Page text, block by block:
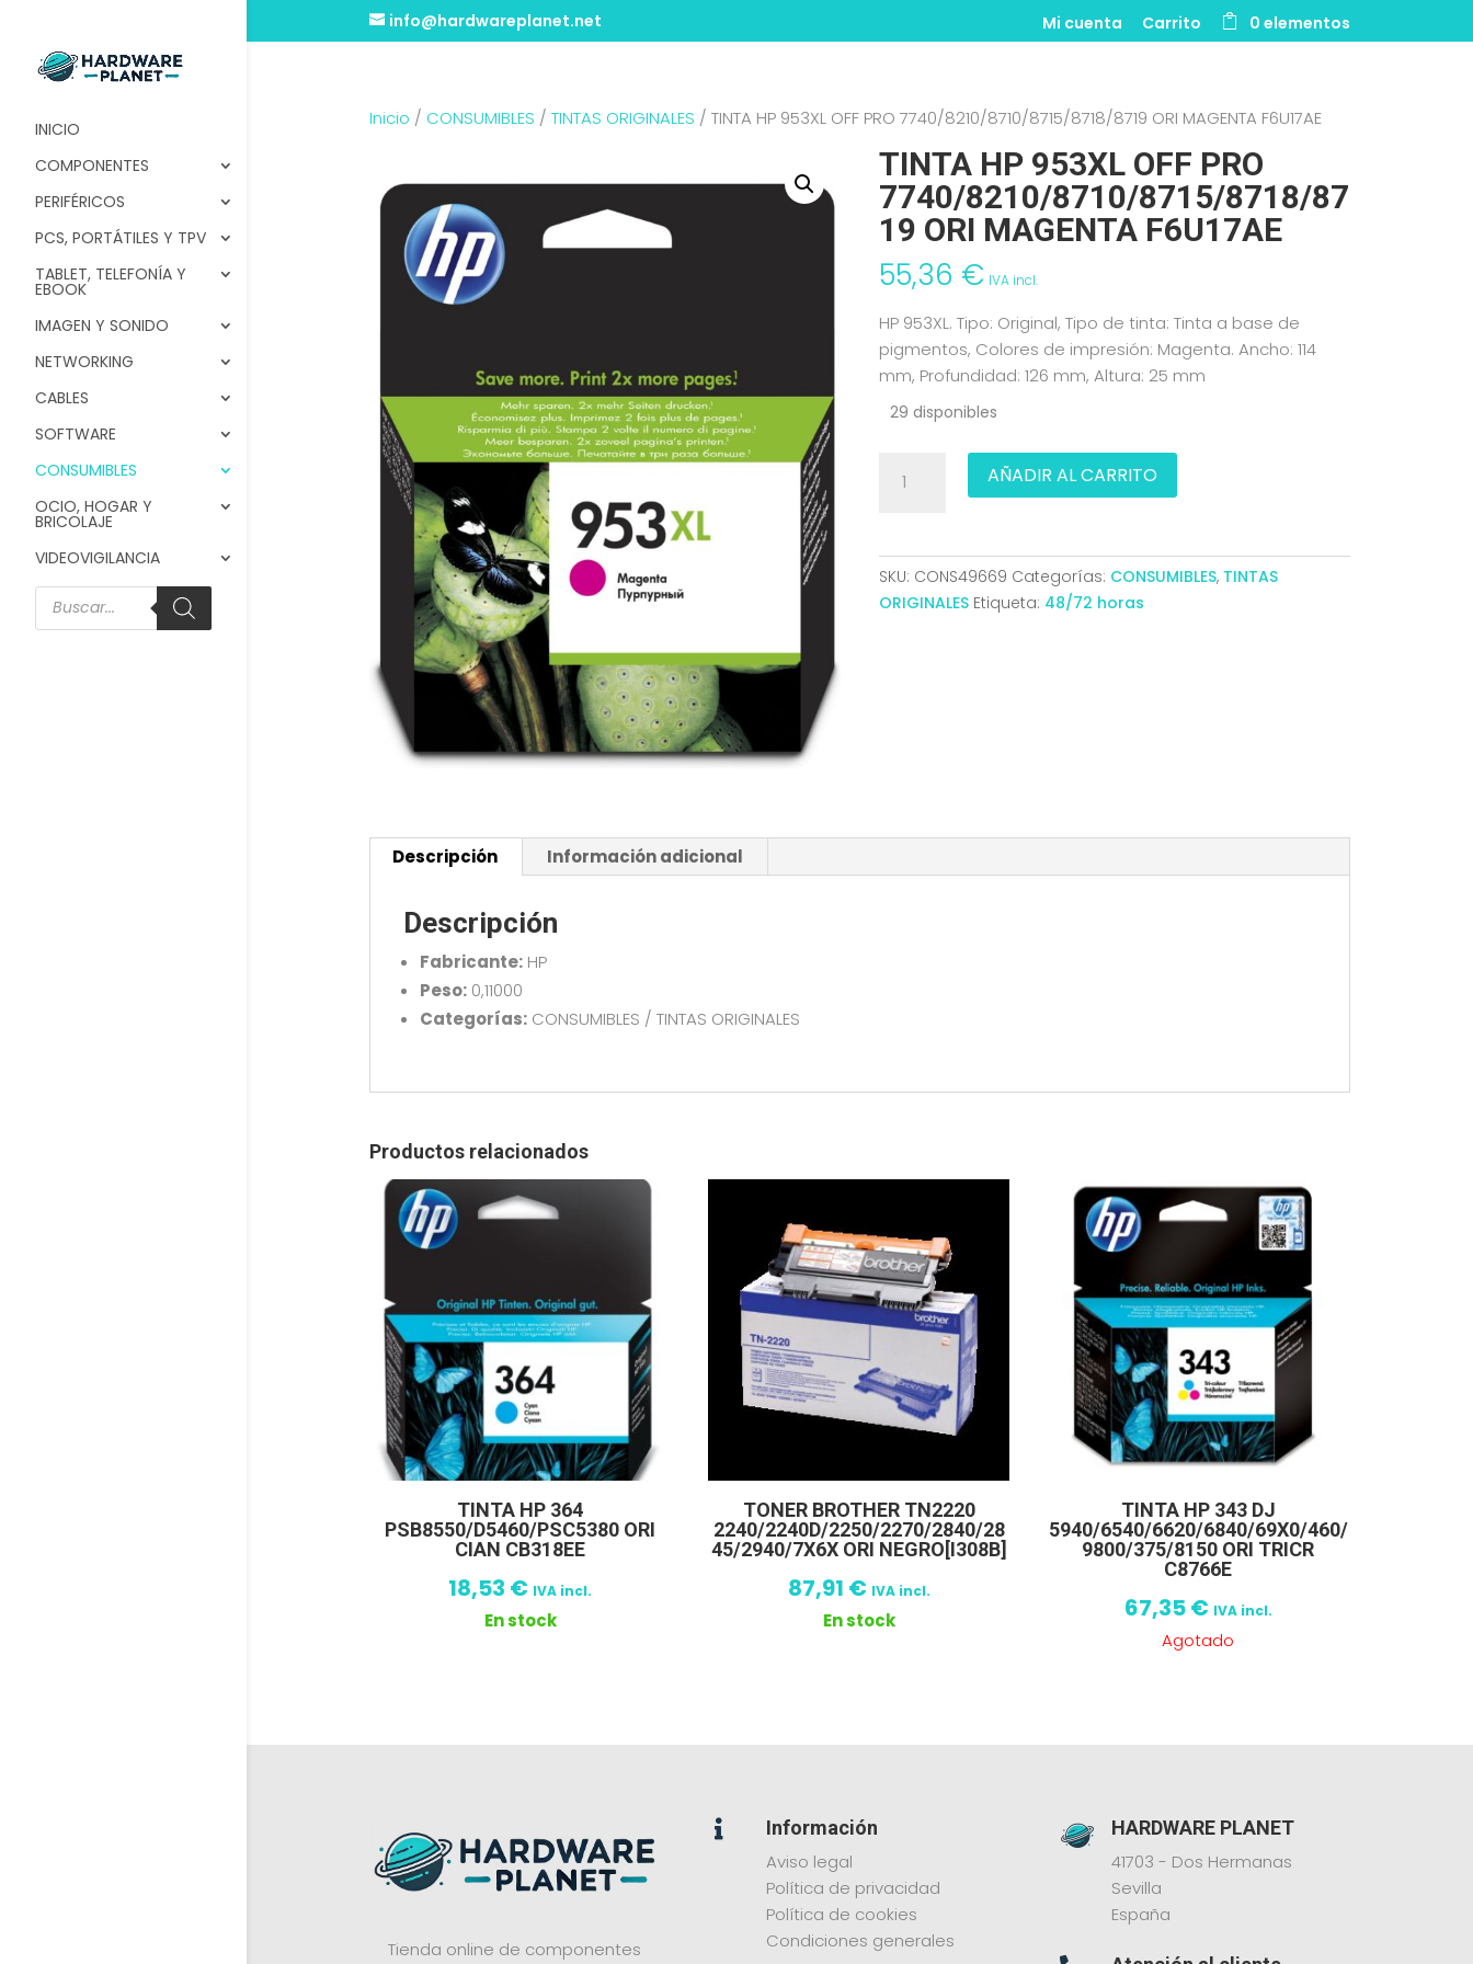
info@hardwareplanet.net Mi cuenta Carrito 0 elementos
INICIO
COMPONENTES
PERIFÉRICOS
PCS, PORTÁTILES Y TPV
TABLET, TELEFONÍA Y
EBOOK
IMAGEN Y SONIDO
NETWORKING
CABLES
SOFTWARE
CONSUMIBLES
OCIO, HOGAR Y
BRICOLAJE
VIDEOVIGILANCIA
Búsqueda
de
productos
Inicio / CONSUMIBLES / TINTAS ORIGINALES / TINTA HP 953XL OFF PRO 7740/8210/8710/8715/8718/8719 ORI MAGENTA F6U17AE
TINTA HP 953XL OFF PRO
7740/8210/8710/8715/8718/87
19 ORI MAGENTA F6U17AE
55,36 € IVA incl.
HP 953XL. Tipo: Original, Tipo de tinta: Tinta a base de
pigmentos, Colores de impresión: Magenta. Ancho: 114
mm, Profundidad: 126 mm, Altura: 25 mm
29 disponibles
PRO
7740/8210/8710/8715/8718/8719
AÑADIR AL CARRITO
SKU: CONS49669 Categorías: CONSUMIBLES, TINTAS
ORIGINALES Etiqueta: 48/72 horas
Descripción Información adicional
Descripción
Fabricante:HP
Peso:0,11000
Categorías:CONSUMIBLES / TINTAS ORIGINALES
Productos relacionados
TINTA HP 364
PSB8550/D5460/PSC5380 ORI
CIAN CB318EE
18,53 € IVA incl.
En stock
TONER BROTHER TN2220
2240/2240D/2250/2270/2840/28
45/2940/7X6X ORI NEGRO[I308B]
87,91 € IVA incl.
En stock
TINTA HP 343 DJ
5940/6540/6620/6840/69X0/460/
9800/375/8150 ORI TRICR
C8766E
67,35€ IVA incl.
Agotado
Tienda online de componentes

Información
Aviso legal
Política de privacidad
Política de cookies
Condiciones generales
HARDWARE PLANET
41703 - Dos Hermanas
Sevilla
España